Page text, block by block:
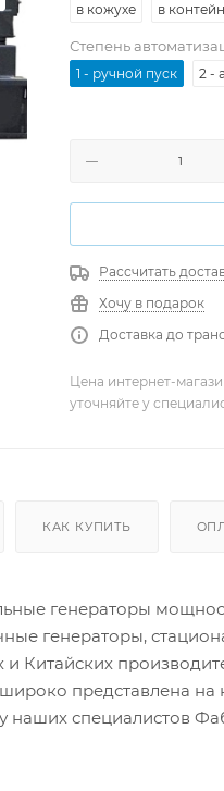
в кожухе в
Степень
1 - ручной пуск 2 -
Рассчитать
Хочу в подарок
Доставка до
Цена интернет-
уточняйте у
КАК КУПИТЬ
генераторы
генераторы,
Китайских
представлена на
наших специалистов